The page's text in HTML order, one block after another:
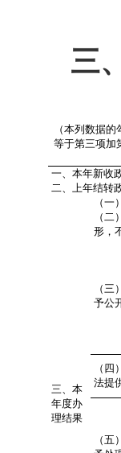
三
（本列数据
等于第三项加
一、本年新收
二、上年结转
三、本
年度办
理结果
（一
（二
形，
（三
予公
（四
法提
（五